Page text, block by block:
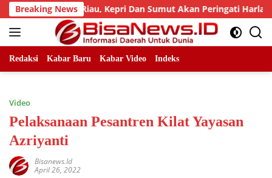
Skip
to
content
Breaking News
LLMB Riau, Kepri Dan Sumut Akan Peringati Harlah Ke-25
Redaksi Kabar Baru Kabar Video Indeks
Video
Pelaksanaan Pesantren Kilat Yayasan
Azriyanti
Bisanews.id
April 26, 2022